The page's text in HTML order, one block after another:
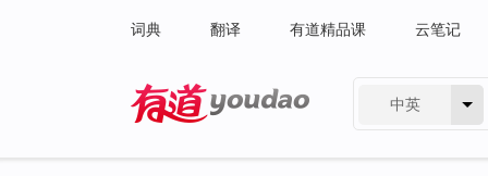
词典 翻译 有道精品课 云笔记
中英